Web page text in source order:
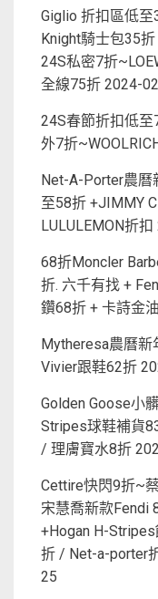
Giglio 折扣區低
Knight騎士包35
24S私密7折
全線75折 2024-
24S春節折扣低
外7折
Net-A-Porter農曆
至58折 +JIMMY
LULULEMON折扣
68折Moncler
折. 六千有找 +
鑽68折 + 卡詩金
Mytheresa農曆
Vivier跟鞋62折
Golden Goose小
Stripes球鞋補貨
/ 理膚寶水8折
Cettire快閃9折~
宋慧喬新款Fendi
+Hogan H-
折 / Net-a-porter
25